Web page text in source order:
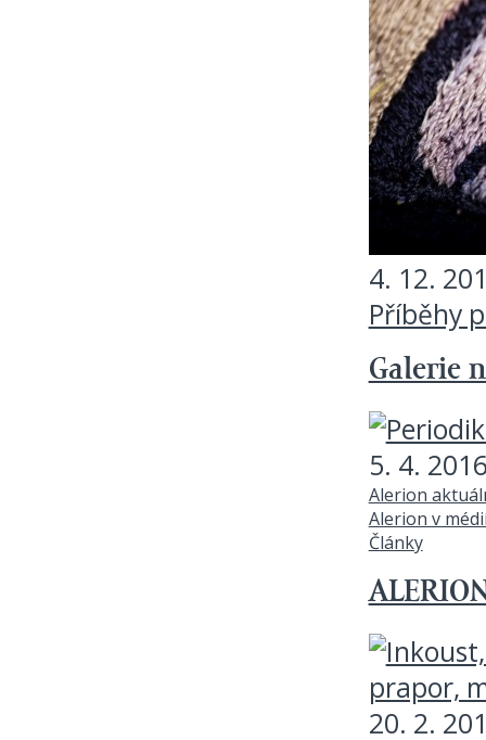
4. 12.
Příběhy
Galerie
5. 4.
Alerion
Alerion v
Články
20. 2.